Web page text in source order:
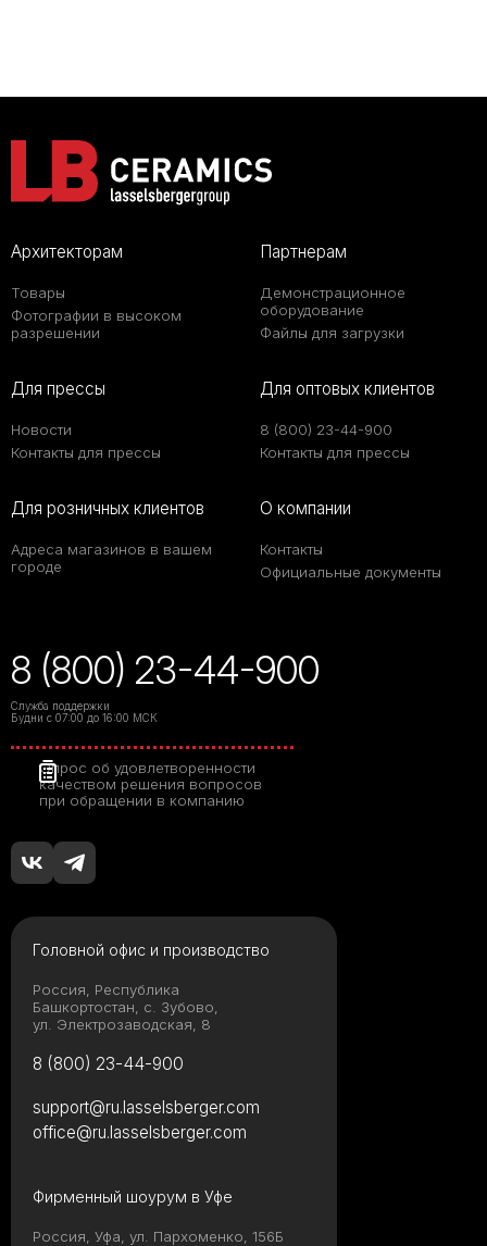
Архитекторам
Товары
Фотографии в высоком
разрешении
Партнерам
Демонстрационное
оборудование
Файлы для загрузки
Для прессы
Новости
Контакты для прессы
Для оптовых клиентов
8 (800) 23-44-900
Контакты для прессы
Для розничных клиентов
Адреса магазинов в вашем
городе
О компании
Контакты
Официальные документы
8 (800) 23-44-900
Служба поддержки
Будни с 07:00 до 16:00 МСК
Опрос об удовлетворенности
качеством решения вопросов
при обращении в компанию
Головной офис и производство
Россия, Республика
Башкортостан, с. Зубово,
ул. Электрозаводская, 8
8 (800) 23-44-900
Фирменный шоурум в Уфе
Россия, Уфа, ул. Пархоменко, 156Б
support@ru.lasselsberger.com
office@ru.lasselsberger.com